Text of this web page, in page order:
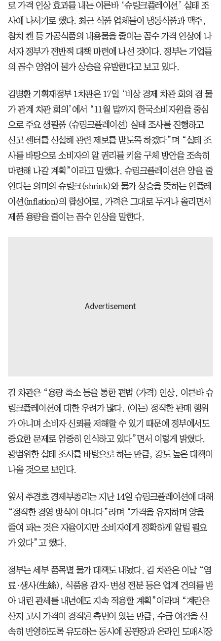
로 가격 인상 효과를 내는 이른바 ‘슈링크플레이션’ 실태 조
사에 나서기로 했다. 최근 식품 업체들이 냉동식품과 맥주,
참치 캔 등 가공식품의 내용물을 줄이는 꼼수 가격 인상에 나
서자 정부가 전반적 대책 마련에 나선 것이다. 정부는 기업들
의 꼼수 영업이 물가 상승을 유발한다고 보고 있다.
김병환 기획재정부 1차관은 17일 ‘비상 경제 차관 회의 겸 물
가 관계 차관 회의’에서 “11월 말까지 한국소비자원을 중심
으로 주요 생필품 (슈링크플레이션) 실태 조사를 진행하고
신고 센터를 신설해 관련 제보를 받도록 하겠다”며 “실태 조
사를 바탕으로 소비자의 알 권리를 키울 구체 방안을 조속히
마련해 나갈 계획”이라고 말했다. 슈링크플레이션은 양을 줄
인다는 의미의 슈링크(shrink)와 물가 상승을 뜻하는 인플레
이션(inflation)의 합성어로, 가격은 그대로 두거나 올리면서
제품 용량을 줄이는 꼼수 인상을 말한다.
김 차관은 “용량 축소 등을 통한 편법 (가격) 인상, 이른바 슈
링크플레이션에 대한 우려가 많다. (이는) 정직한 판매 행위
가 아니며 소비자 신뢰를 저해할 수 있기 때문에 정부에서도
중요한 문제로 엄중히 인식하고 있다”면서 이렇게 밝혔다.
광범위한 실태 조사를 바탕으로 하는 만큼, 강도 높은 대책이
나올 것으로 보인다.
앞서 추경호 경제부총리는 지난 14일 슈링크플레이션에 대해
“정직한 경영 방식이 아니다”라며 “가격을 유지하며 양을
줄여 파는 것은 자율이지만 소비자에게 정확하게 알릴 필요
가 있다”고 했다.
정부는 세부 품목별 물가 대책도 내놨다. 김 차관은 이날 “염
료·생사(生絲), 식품용 감자·변성 전분 등은 업계 건의를 받
아 내린 관세를 내년에도 지속 적용할 계획”이라며 “계란은
산지 고시 가격이 경직된 측면이 있는 만큼, 수급 여건을 신
속히 반영하도록 유도하는 동시에 공판장과 온라인 도매시장